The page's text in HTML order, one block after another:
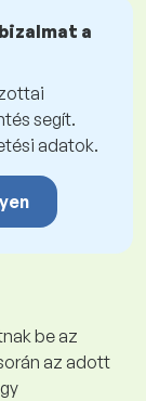
a
segít.
adatok.
be az
az adott